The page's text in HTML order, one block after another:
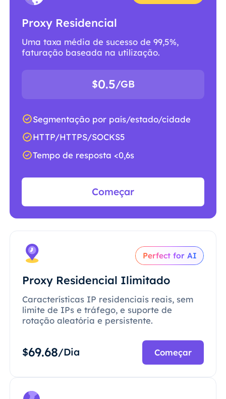
Proxy Residencial
Uma taxa média de sucesso de 99,5%,
faturação baseada na utilização.
$0.5/GB
Segmentação por país/estado/cidade
HTTP/HTTPS/SOCKS5
Tempo de resposta <0,6s
Começar
Perfect for AI
Proxy Residencial Ilimitado
Características IP residenciais reais, sem
limite de IPs e tráfego, e suporte de
rotação aleatória e persistente.
$69.68/Dia Começar